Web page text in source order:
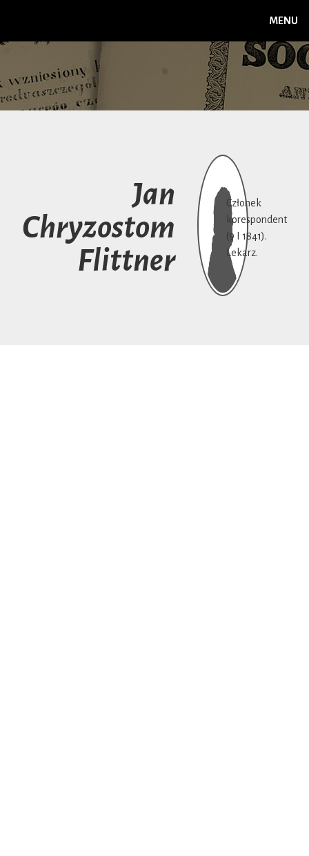
MENU
Jan
Chryzostom
Flittner
Członek
korespondent
(9 I 1841).
Lekarz.